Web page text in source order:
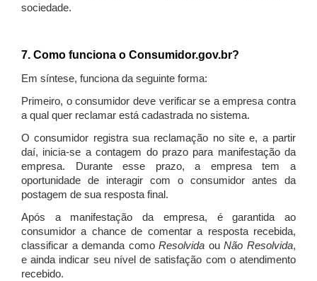
sociedade.
7. Como funciona o Consumidor.gov.br?
Em síntese, funciona da seguinte forma:
Primeiro, o consumidor deve verificar se a empresa contra
a qual quer reclamar está cadastrada no sistema.
O consumidor registra sua reclamação no site e, a partir
daí, inicia-se a contagem do prazo para manifestação da
empresa. Durante esse prazo, a empresa tem a
oportunidade de interagir com o consumidor antes da
postagem de sua resposta final.
Após a manifestação da empresa, é garantida ao
consumidor a chance de comentar a resposta recebida,
classificar a demanda comoResolvida ouNão Resolvida,
e ainda indicar seu nível de satisfação com o atendimento
recebido.